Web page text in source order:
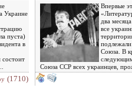
Украине
пуста)
в
состоит
(1710)
Впервые
два
все
подлежали
Союза. В
Союза ССР всех украинцев,